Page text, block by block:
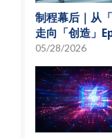
制程幕后｜从「
走向「创造」
「从无到有」的
新
05/28/2026